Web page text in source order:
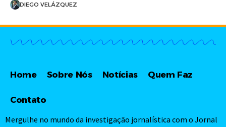
DIEGO VELÁZQUEZ
Home Sobre Nós Notícias Quem Faz
Contato
Mergulhe no mundo da investigação jornalística com o Jornal